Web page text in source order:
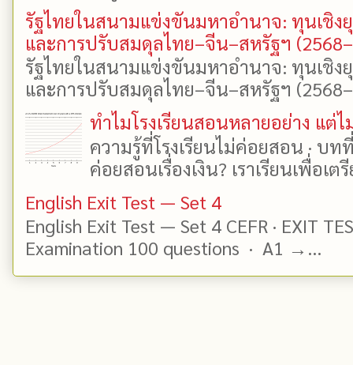
รัฐไทยในสนามแข่งขันมหาอำนาจ: ทุนเชิง
และการปรับสมดุลไทย–จีน–สหรัฐฯ
รัฐไทยในสนามแข่งขันมหาอำนาจ: ทุนเชิง
และการปรับสมดุลไทย–จีน–สหรัฐฯ
ทำไมโรงเรียนสอนหลายอย่าง แต่ไ
ความรู้ที่โรงเรียนไม่ค่อยสอน · บ
ค่อยสอนเรื่องเงิน? เราเรียนเพื่อเต
English Exit Test — Set 4
English Exit Test — Set 4 CEFR · EXIT
Examination 100 questions · A1 →...